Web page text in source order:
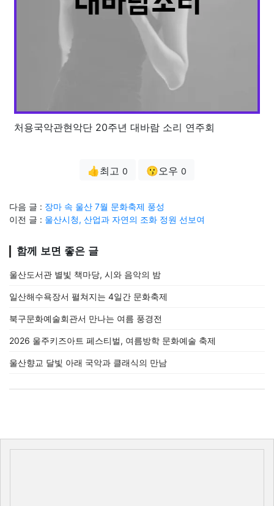
처용국악관현악단 20주년 대바람 소리 연주회
👍최고 0 😗오우 0
다음 글 : 장마 속 울산 7월 문화축제 풍성
이전 글 : 울산시청, 산업과 자연의 조화 정원 선보여
함께 보면 좋은 글
울산도서관 별빛 책마당, 시와 음악의 밤
일산해수욕장서 펼쳐지는 4일간 문화축제
북구문화예술회관서 만나는 여름 풍경전
2026 울주키즈아트 페스티벌, 여름방학 문화예술 축제
울산향교 달빛 아래 국악과 클래식의 만남